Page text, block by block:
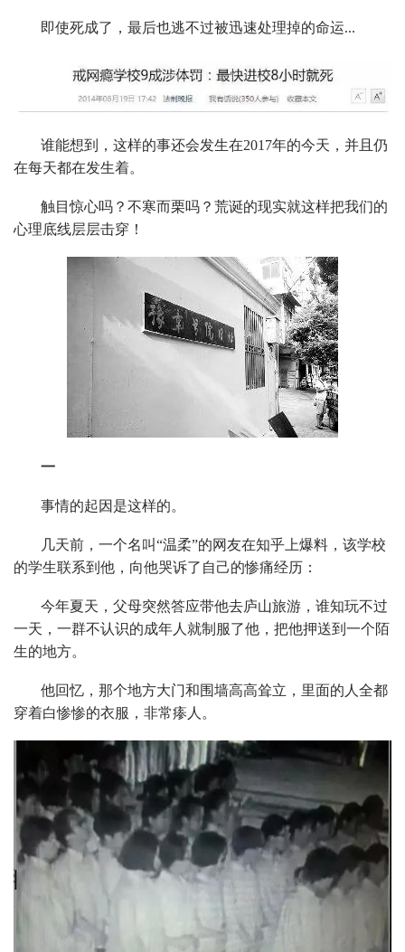
即使死成了，最后也逃不过被迅速处理掉的命运...
谁能想到，这样的事还会发生在2017年的今天，并且仍
在每天都在发生着。
触目惊心吗？不寒而栗吗？荒诞的现实就这样把我们的
心理底线层层击穿！
一
事情的起因是这样的。
几天前，一个名叫“温柔”的网友在知乎上爆料，该学校
的学生联系到他，向他哭诉了自己的惨痛经历：
今年夏天，父母突然答应带他去庐山旅游，谁知玩不过
一天，一群不认识的成年人就制服了他，把他押送到一个陌
生的地方。
他回忆，那个地方大门和围墙高高耸立，里面的人全都
穿着白惨惨的衣服，非常瘆人。